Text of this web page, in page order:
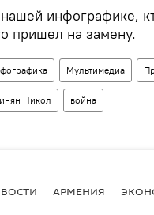
инфографике,
пришел на замену.
Мультимедиа
Никол война
АРМЕНИЯ